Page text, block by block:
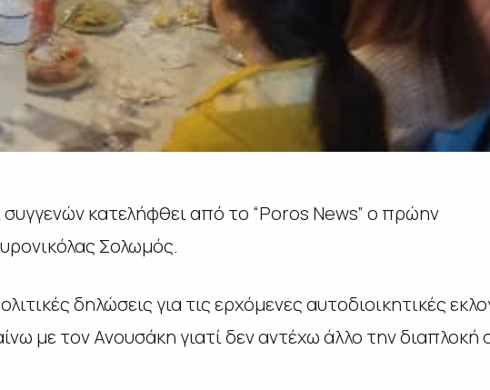
κατελήφθει από το “Poros News” ο πρώην
Σολωμός.
δηλώσεις για τις ερχόμενες αυτοδιοικητικές
με τον Ανουσάκη γιατί δεν αντέχω άλλο την διαπλοκή